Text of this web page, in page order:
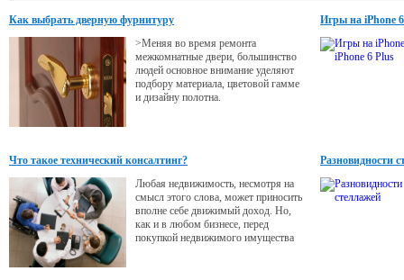
Как выбрать дверную фурнитуру
>Меняя во время ремонта
межкомнатные двери, большинство
людей основное внимание уделяют
подбору материала, цветовой гамме
и дизайну полотна.
Игры на iPhone
Что такое технический консалтинг?
Любая недвижимость, несмотря на
смысл этого слова, может приносить
вполне себе движимый доход. Но,
как и в любом бизнесе, перед
покупкой недвижимого имущества
Разновидности